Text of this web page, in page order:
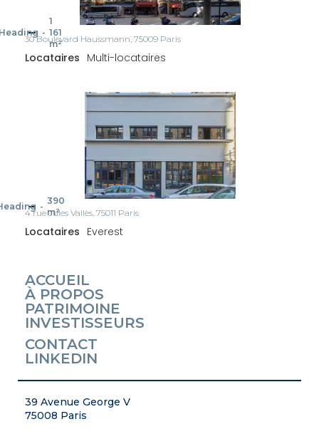
-
1
161
m²
30 Boulevard Haussmann, 75009 Paris
Locataires Multi-locataires
-
390
m²
4 rue Jules Vallès, 75011 Paris
Locataires Everest
ACCUEIL
À PROPOS
PATRIMOINE
INVESTISSEURS
CONTACT
LINKEDIN
39 Avenue George V
75008 Paris